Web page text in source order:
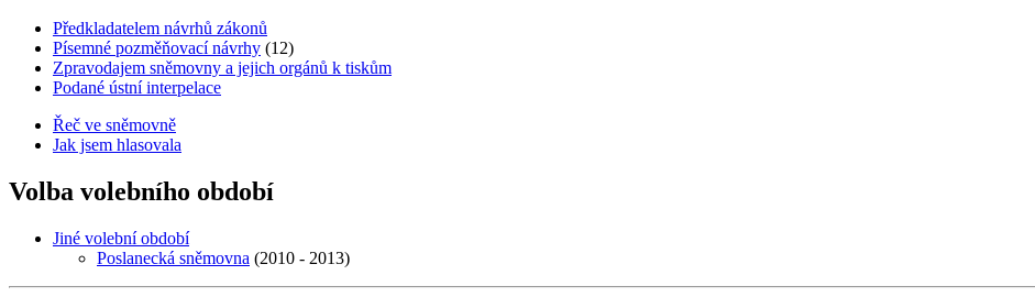
Předkladatelem návrhů zákonů
Písemné pozměňovací návrhy (12)
Zpravodajem sněmovny a jejich orgánů k tiskům
Podané ústní interpelace
Řeč ve sněmovně
Jak jsem hlasovala
Volba volebního období
Jiné volební období
Poslanecká sněmovna (2010 - 2013)